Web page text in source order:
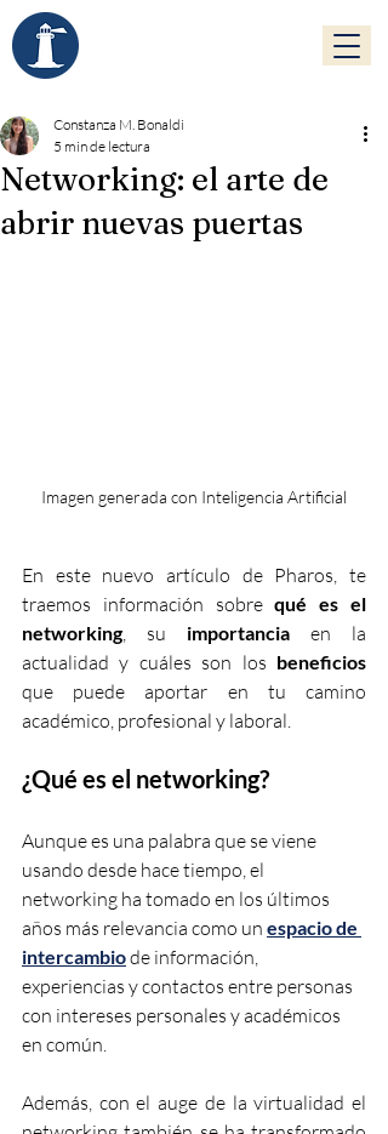
Networking: el arte de
abrir nuevas puertas
Constanza M. Bonaldi
5 min de lectura
Imagen generada con Inteligencia Artificial
En este nuevo artículo de Pharos, te
traemos información sobre qué es el
networking, su importancia en la
actualidad y cuáles son los beneficios
que puede aportar en tu camino
académico, profesional y laboral.
¿Qué es el networking?
Aunque es una palabra que se viene
usando desde hace tiempo, el
networking ha tomado en los últimos
años más relevancia como un espacio de
intercambiode información,
experiencias y contactos entre personas
con intereses personales y académicos
en común.
Además, con el auge de la virtualidad el